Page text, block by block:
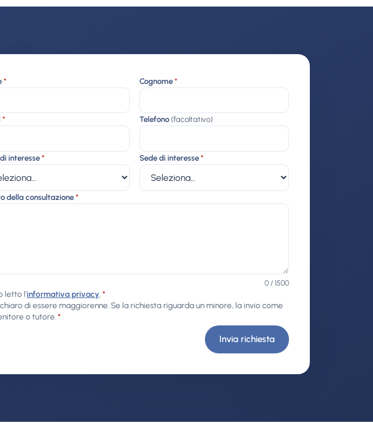
* Cognome*
* Telefono(facoltativo)
interesse* Sede di interesse*
della consultazione *
0 / 1500
letto l'informativa privacy *
di essere maggiorenne. Se la richiesta riguarda un minore, la invio come
o tutore.*
Invia richiesta